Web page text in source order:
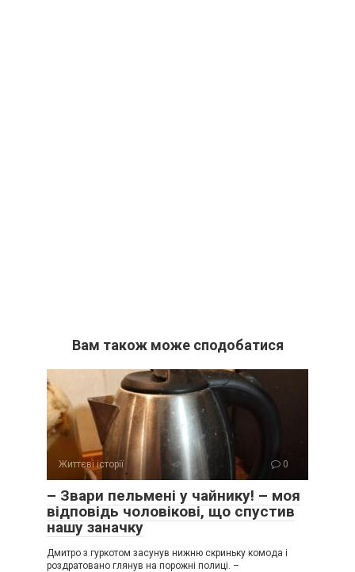
Вам також може сподобатися
Життєві історії 0
– Звари пельмені у чайнику! – моя
відповідь чоловікові, що спустив
нашу заначку
Дмитро з гуркотом засунув нижню скриньку комода і
роздратовано глянув на порожні полиці. –